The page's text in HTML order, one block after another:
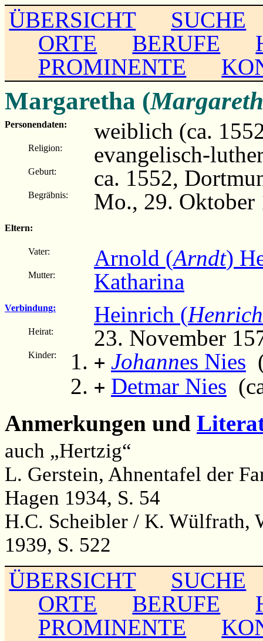
ÜBERSICHT
SUCHE
ORTE
BERUFE
PROMINENTE
Margaretha (
Personendaten: weiblich (ca.
Religion: evangelisch-
Geburt: ca. 1552,
Begräbnis: Mo., 29. Oktober
Eltern:
Vater: Arnold (Arndt)
Mutter: Katharina
Verbindung: Heinrich (Henrich
Heirat: 23. November
Kinder: + Johannes Nies
+ Detmar Nies
Anmerkungen und
auch „Hertzig“
L. Gerstein, Ahnentafel der
Hagen 1934, S. 54
H.C. Scheibler / K. Wülfrath,
1939, S. 522
ÜBERSICHT
SUCHE
ORTE
BERUFE
PROMINENTE